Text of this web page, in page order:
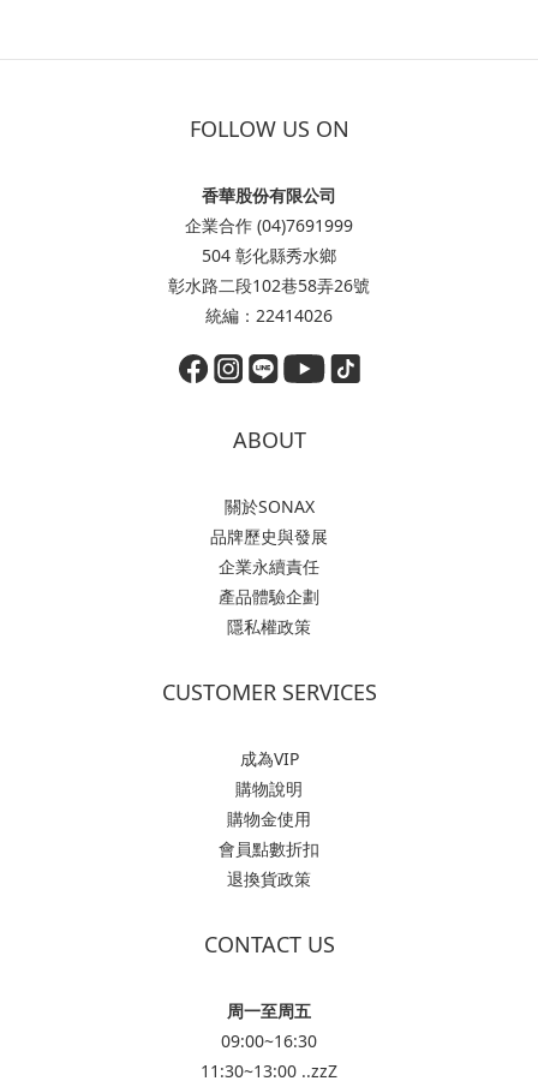
FOLLOW US ON
香華股份有限公司
企業合作 (04)7691999
504 彰化縣秀水鄉
彰水路二段102巷58弄26號
統編：22414026
ABOUT
關於SONAX
品牌歷史與發展
企業永續責任
產品體驗企劃
隱私權政策
CUSTOMER SERVICES
成為VIP
購物說明
購物金使用
會員點數折扣
退換貨政策
CONTACT US
周一至周五
09:00~16:30
11:30~13:00 ..zzZ